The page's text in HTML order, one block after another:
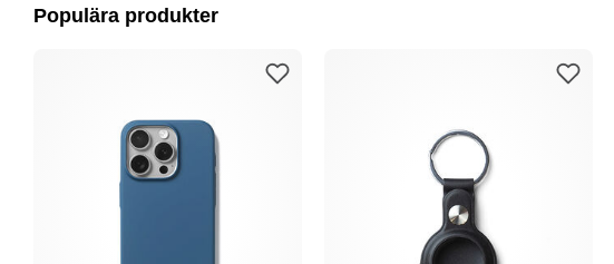
Populära produkter